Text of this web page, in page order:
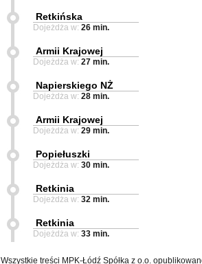
Retkińska
Dojeżdża w: 26 min.
Armii Krajowej
Dojeżdża w: 27 min.
Napierskiego NŻ
Dojeżdża w: 28 min.
Armii Krajowej
Dojeżdża w: 29 min.
Popiełuszki
Dojeżdża w: 30 min.
Retkinia
Dojeżdża w: 32 min.
Retkinia
Dojeżdża w: 33 min.
Wszystkie treści MPK-Łódź Spółka z o.o.